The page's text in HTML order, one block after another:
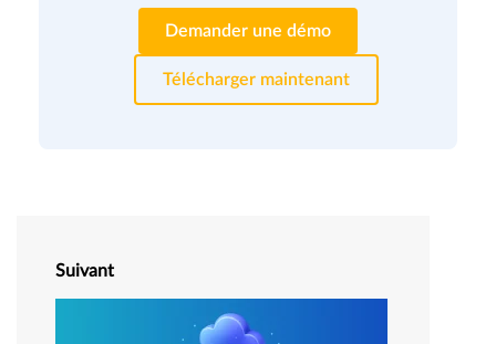
Demander une démo
Télécharger maintenant
Suivant